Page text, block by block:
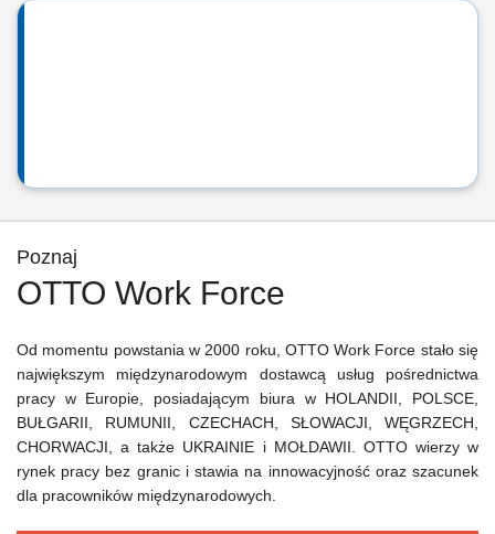
Poznaj
OTTO Work Force
Od momentu powstania w 2000 roku, OTTO Work Force stało się
największym międzynarodowym dostawcą usług pośrednictwa
pracy w Europie, posiadającym biura w HOLANDII, POLSCE,
BUŁGARII, RUMUNII, CZECHACH, SŁOWACJI, WĘGRZECH,
CHORWACJI, a także UKRAINIE i MOŁDAWII. OTTO wierzy w
rynek pracy bez granic i stawia na innowacyjność oraz szacunek
dla pracowników międzynarodowych.